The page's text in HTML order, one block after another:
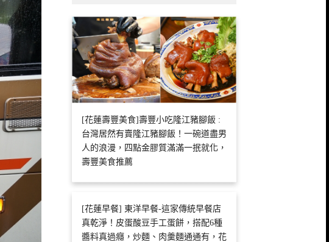
[花蓮壽豐美食]壽豐小吃隆江豬腳飯 :
台灣居然有賣隆江豬腳飯！一碗道盡男
人的浪漫，四點金膠質滿滿一抿就化，
壽豐美食推薦
[花蓮早餐] 東洋早餐-這家傳統早餐店
真乾淨！皮蛋酸豆手工蛋餅，搭配6種
醬料真過癮，炒麵、肉羹麵通通有，花